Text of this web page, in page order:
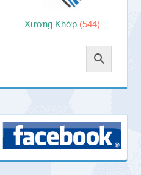
Xương Khớp (544)